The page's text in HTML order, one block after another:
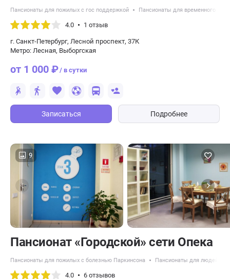
Пансионаты для пожилых с гос поддержкой Пансионаты для временного
4.0 1 отзыв
г. Санкт-Петербург, Лесной проспект, 37К
Метро: Лесная, Выборгская
от 1 000 ₽/ в сутки
Записаться Подробнее
9
Пансионат «Городской» сети Опека
Пансионаты для пожилых с болезнью Паркинсона Пансионаты для людей с
4.0 6 отзывов